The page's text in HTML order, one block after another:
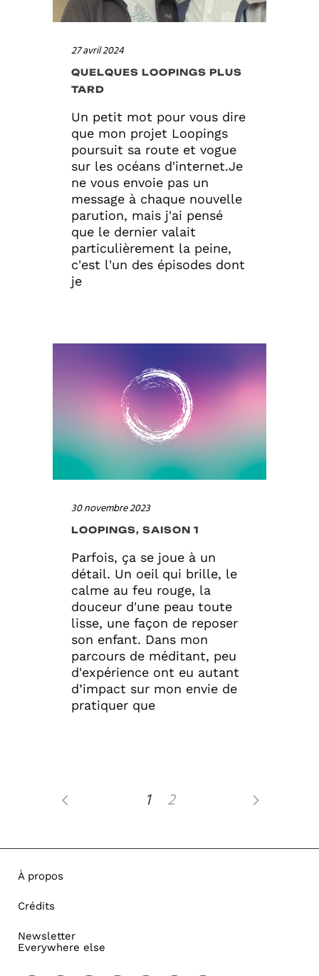
27 avril 2024
QUELQUES LOOPINGS PLUS
TARD
Un petit mot pour vous dire
que mon projet Loopings
poursuit sa route et vogue
sur les océans d'internet.Je
ne vous envoie pas un
message à chaque nouvelle
parution, mais j'ai pensé
que le dernier valait
particulièrement la peine,
c'est l'un des épisodes dont
je
30 novembre 2023
LOOPINGS, SAISON 1
Parfois, ça se joue à un
détail. Un oeil qui brille, le
calme au feu rouge, la
douceur d'une peau toute
lisse, une façon de reposer
son enfant. Dans mon
parcours de méditant, peu
d'expérience ont eu autant
d’impact sur mon envie de
pratiquer que
1 2
À propos
Crédits
Newsletter
Everywhere else